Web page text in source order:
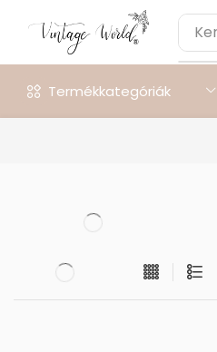
Termékkategóriák